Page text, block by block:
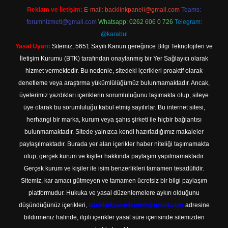
Reklam ve İletişim: E-mail: backlinkpaneli@gmail.com Teams:
forumhizmeti@gmail.com Whatsapp: 0262 606 0 726 Telegram:
@karabul
Yasal Uyarı: Sitemiz, 5651 Sayılı Kanun gereğince Bilgi Teknolojileri ve
İletişim Kurumu (BTK) tarafından onaylanmış bir Yer Sağlayıcı olarak
hizmet vermektedir. Bu nedenle, sitedeki içerikleri proaktif olarak
denetleme veya araştırma yükümlülüğümüz bulunmamaktadır. Ancak,
üyelerimiz yazdıkları içeriklerin sorumluluğunu taşımakta olup, siteye
üye olarak bu sorumluluğu kabul etmiş sayılırlar. Bu internet sitesi,
herhangi bir marka, kurum veya şahıs şirketi ile hiçbir bağlantısı
bulunmamaktadır. Sitede yalnızca kendi hazırladığımız makaleler
paylaşılmaktadır. Burada yer alan içerikler haber niteliği taşımamakta
olup, gerçek kurum ve kişiler hakkında paylaşım yapılmamaktadır.
Gerçek kurum ve kişiler ile isim benzerlikleri tamamen tesadüfidir.
Sitemiz, kar amacı gütmeyen ve tamamen ücretsiz bir bilgi paylaşım
platformudur. Hukuka ve yasal düzenlemelere aykırı olduğunu
düşündüğünüz içerikleri, backlinkpanelicomtr@gmail.com adresine
bildirmeniz halinde, ilgili içerikler yasal süre içerisinde sitemizden